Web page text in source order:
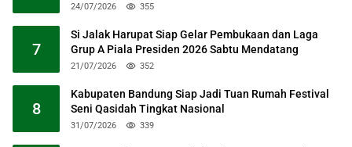
24/07/2026 355
7
Si Jalak Harupat Siap Gelar Pembukaan dan Laga
Grup A Piala Presiden 2026 Sabtu Mendatang
21/07/2026 352
8
Kabupaten Bandung Siap Jadi Tuan Rumah Festival
Seni Qasidah Tingkat Nasional
31/07/2026 339